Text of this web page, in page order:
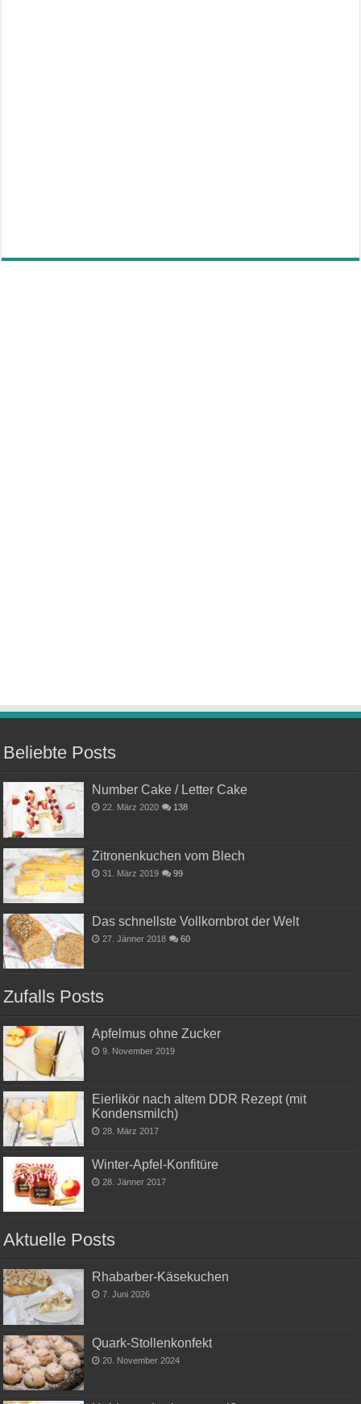
Beliebte Posts
Number Cake / Letter Cake
22. März 2020 138
Zitronenkuchen vom Blech
31. März 2019 99
Das schnellste Vollkornbrot der Welt
27. Jänner 2018 60
Zufalls Posts
Apfelmus ohne Zucker
9. November 2019
Eierlikör nach altem DDR Rezept (mit
Kondensmilch)
28. März 2017
Winter-Apfel-Konfitüre
28. Jänner 2017
Aktuelle Posts
Rhabarber-Käsekuchen
7. Juni 2026
Quark-Stollenkonfekt
20. November 2024